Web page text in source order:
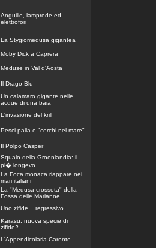
Anguille, lamprede ed
elettrofori
La Stygiomedusa gigantea
Moby Dick a Caprera
Meduse in Val d'Aosta
Il Drago Blu
Un calamaro gigante nelle
acque di una baia
L'invasione del krill
Pesci-palla e "cerchi nel mare"
Il Polpo Casper
Squalo della Groenlandia: il
pi� longevo
La Foca monaca riappare nei
mari italiani
La "Medusa crossota" della
Fossa delle Marianne
Uno zifide... regressivo
Karasu: nuova specie di
zifide?
L'Appendicolaria Caronte